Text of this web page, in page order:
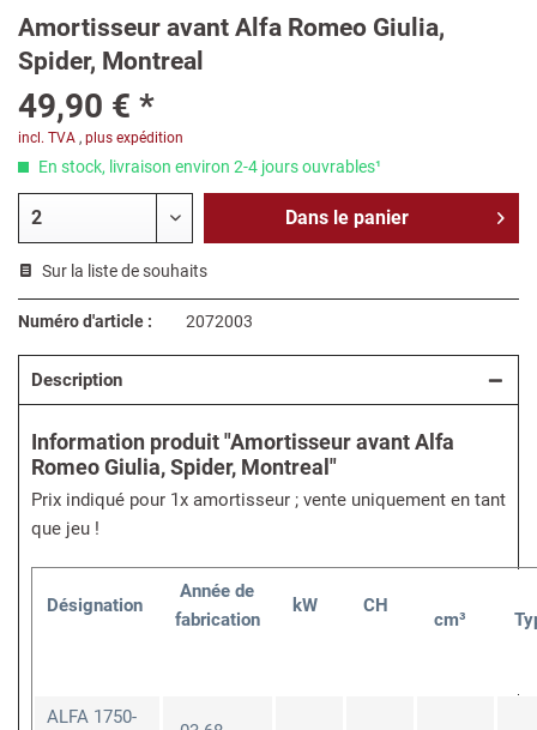
Amortisseur avant Alfa Romeo Giulia,
Spider, Montreal
49,90 € *
incl. TVA , plus expédition
En stock, livraison environ 2-4 jours ouvrables¹
Dans le panier
Sur la liste de souhaits
Numéro d'article : 2072003
Description
Information produit "Amortisseur avant Alfa
Romeo Giulia, Spider, Montreal"
Prix indiqué pour 1x amortisseur ; vente uniquement en tant
que jeu !
Désignation
Année de
fabrication
kW CH
cm³
ALFA 1750-